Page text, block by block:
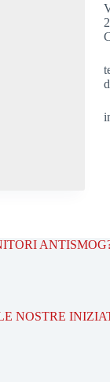
NOSTRE